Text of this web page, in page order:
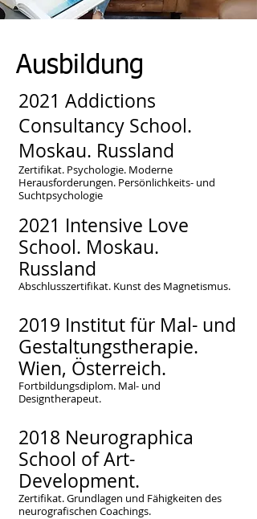
Ausbildung
2021 Addictions
Consultancy School.
Moskau. Russland
Zertifikat. Psychologie. Moderne
Herausforderungen. Persönlichkeits- und
Suchtpsychologie
2021 Intensive Love
School. Moskau.
Russland
Abschlusszertifikat. Kunst des Magnetismus.
2019 Institut für Mal- und
Gestaltungstherapie.
Wien, Österreich.
Fortbildungsdiplom. Mal- und
Designtherapeut.
2018 Neurographica
School of Art-
Development.
Zertifikat. Grundlagen und Fähigkeiten des
neurografischen Coachings.